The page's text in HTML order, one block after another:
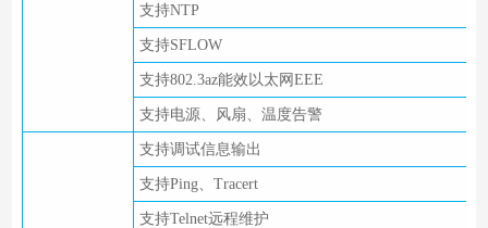
支持NTP
支持SFLOW
支持802.3az能效以太网EEE
支持电源、风扇、温度告警
支持调试信息输出
支持Ping、Tracert
支持Telnet远程维护